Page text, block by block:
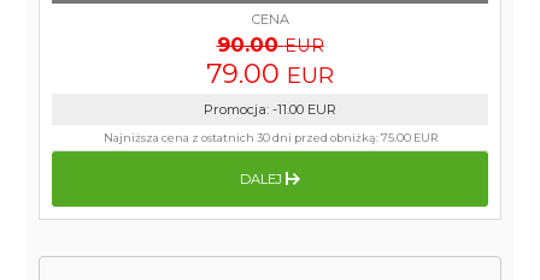
CENA
90.00 EUR
79.00 EUR
Promocja: -11.00 EUR
Najniższa cena z ostatnich 30 dni przed obniżką:75.00 EUR
DALEJ